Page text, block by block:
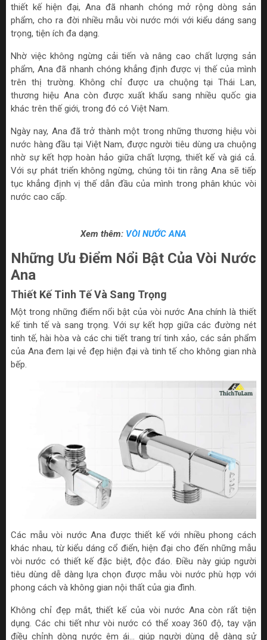
thiết kế hiện đại, Ana đã nhanh chóng mở rộng dòng sản
phẩm, cho ra đời nhiều mẫu vòi nước mới với kiểu dáng sang
trọng, tiện ích đa dạng.
Nhờ việc không ngừng cải tiến và nâng cao chất lượng sản
phẩm, Ana đã nhanh chóng khẳng định được vị thế của mình
trên thị trường. Không chỉ được ưa chuộng tại Thái Lan,
thương hiệu Ana còn được xuất khẩu sang nhiều quốc gia
khác trên thế giới, trong đó có Việt Nam.
Ngày nay, Ana đã trở thành một trong những thương hiệu vòi
nước hàng đầu tại Việt Nam, được người tiêu dùng ưa chuộng
nhờ sự kết hợp hoàn hảo giữa chất lượng, thiết kế và giá cả.
Với sự phát triển không ngừng, chúng tôi tin rằng Ana sẽ tiếp
tục khẳng định vị thế dẫn đầu của mình trong phân khúc vòi
nước cao cấp.
Xem thêm: VÒI NƯỚC ANA
Những Ưu Điểm Nổi Bật Của Vòi Nước
Ana
Thiết Kế Tinh Tế Và Sang Trọng
Một trong những điểm nổi bật của vòi nước Ana chính là thiết
kế tinh tế và sang trọng. Với sự kết hợp giữa các đường nét
tinh tế, hài hòa và các chi tiết trang trí tinh xảo, các sản phẩm
của Ana đem lại vẻ đẹp hiện đại và tinh tế cho không gian nhà
bếp.
Các mẫu vòi nước Ana được thiết kế với nhiều phong cách
khác nhau, từ kiểu dáng cổ điển, hiện đại cho đến những mẫu
vòi nước có thiết kế đặc biệt, độc đáo. Điều này giúp người
tiêu dùng dễ dàng lựa chọn được mẫu vòi nước phù hợp với
phong cách và không gian nội thất của gia đình.
Không chỉ đẹp mắt, thiết kế của vòi nước Ana còn rất tiện
dụng. Các chi tiết như vòi nước có thể xoay 360 độ, tay vặn
điều chỉnh dòng nước êm ái... giúp người dùng dễ dàng sử